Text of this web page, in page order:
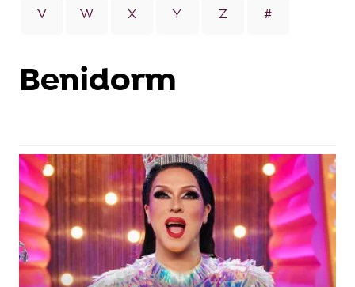
V W X Y Z #
Benidorm